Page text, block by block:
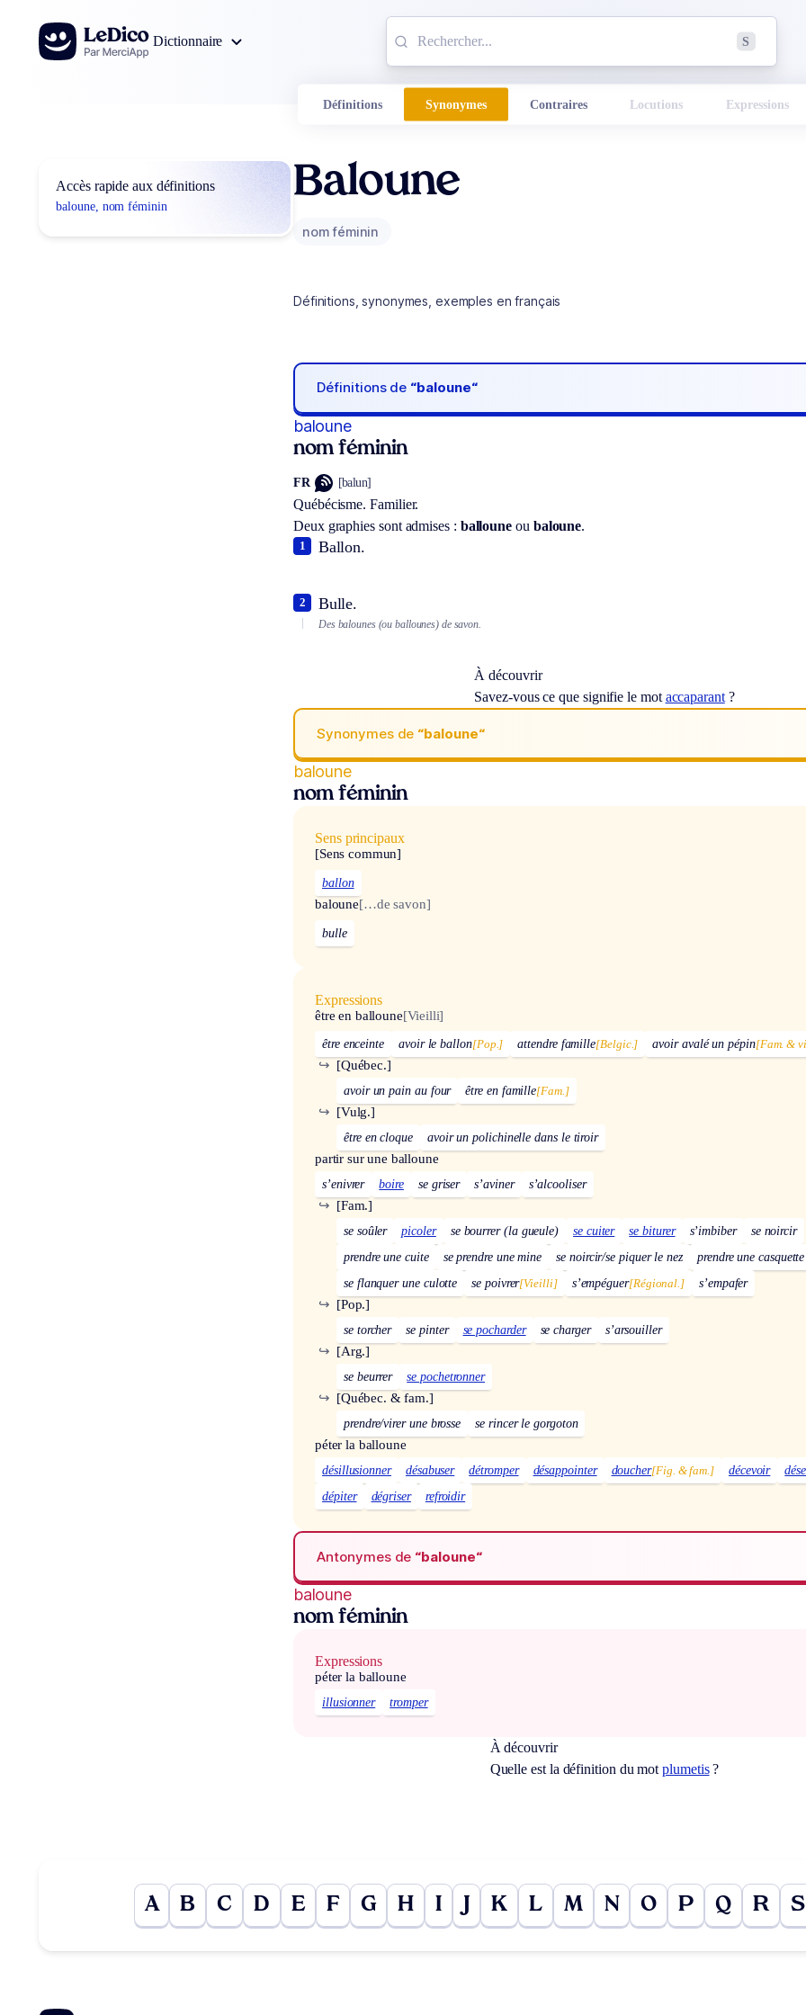
Aller au contenu
Dictionnaire
S
Définitions Synonymes Contraires Locutions Expressions
Accès rapide aux définitions
baloune, nom féminin
Baloune
nom féminin
Définitions, synonymes, exemples en français
Définitions de “baloune“
baloune
nom féminin
FR [balun]
Québécisme. Familier.
Deux graphies sont admises : balloune ou baloune.
Ballon.
1
Bulle.
2
Des balounes (ou ballounes) de savon.
À découvrir
Savez-vous ce que signifie le mot accaparant?
Synonymes de “baloune“
baloune
nom féminin
Sens principaux
[Sens commun]
ballon
baloune[…de savon]
bulle
Expressions
être en balloune[Vieilli]
être enceinte avoir le ballon[Pop.] attendre famille[Belgic.] avoir avalé un pépin[Fam. &
[Québec.]
↪
avoir un pain au four être en famille[Fam.]
[Vulg.]
↪
être en cloque avoir un polichinelle dans le tiroir
partir sur une balloune
s’enivrer boire se griser s’aviner s’alcooliser
[Fam.]
↪
se soûler picoler se bourrer (la gueule) se cuiter se biturer s’imbiber
se noircir
prendre une cuite
se prendre une mine se noircir/se piquer le nez
prendre une casquette
se flanquer une culotte
se poivrer[Vieilli] s’empéguer[Régional.] s’empafer
[Pop.]
↪
se torcher se pinter se pocharder se charger s’arsouiller
[Arg.]
↪
se beurrer se pochetronner
[Québec. & fam.]
↪
prendre/virer une brosse se rincer le gorgoton
péter la balloune
désillusionner désabuser détromper désappointer doucher[Fig. & fam.] décevoir
dépiter
dégriser refroidir
Antonymes de “baloune“
baloune
nom féminin
Expressions
péter la balloune
illusionner tromper
À découvrir
Quelle est la définition du motplumetis?
A B C D E F G H I J K L M N O P Q R S